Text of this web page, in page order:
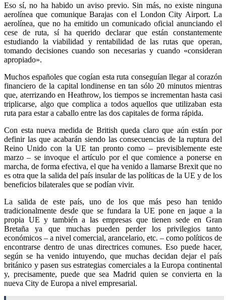
Eso sí, no ha habido un aviso previo. Sin más, no existe ninguna
aerolínea que comunique Barajas con el London City Airport. La
aerolínea, que no ha emitido un comunicado oficial anunciando el
cese de ruta, sí ha querido declarar que están constantemente
estudiando la viabilidad y rentabilidad de las rutas que operan,
tomando decisiones cuando son necesarias y cuando «consideran
apropiado».
Muchos españoles que cogían esta ruta conseguían llegar al corazón
financiero de la capital londinense en tan sólo 20 minutos mientras
que, aterrizando en Heathrow, los tiempos se incrementan hasta casi
triplicarse, algo que complica a todos aquellos que utilizaban esta
ruta para estar a caballo entre las dos capitales de forma rápida.
Con esta nueva medida de British queda claro que aún están por
definir las que acabarán siendo las consecuencias de la ruptura del
Reino Unido con la UE tan pronto como – previsiblemente este
marzo – se invoque el artículo por el que comience a ponerse en
marcha, de forma efectiva, el que ha venido a llamarse Brexit que no
es otra que la salida del país insular de las políticas de la UE y de los
beneficios bilaterales que se podían vivir.
La salida de este país, uno de los que más peso han tenido
tradicionalmente desde que se fundara la UE pone en jaque a la
propia UE y también a las empresas que tienen sede en Gran
Bretaña ya que muchas pueden perder los privilegios tanto
económicos – a nivel comercial, arancelario, etc. – como políticos de
encontrarse dentro de unas directrices comunes. Eso puede hacer,
según se ha venido intuyendo, que muchas decidan dejar el país
británico y pasen sus estrategias comerciales a la Europa continental
y, precisamente, puede que sea Madrid quien se convierta en la
nueva City de Europa a nivel empresarial.